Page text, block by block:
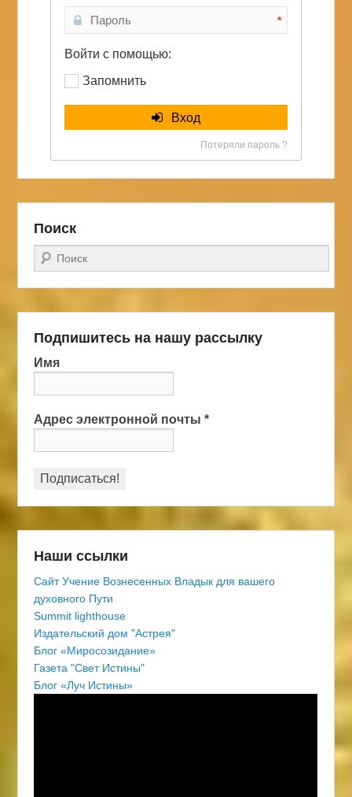
*
Войти с помощью:
Запомнить
Вход
Потеряли пароль ?
Поиск
Поиск
Подпишитесь на нашу рассылку
Имя
Адрес электронной почты*
Наши ссылки
Сайт Учение Вознесенных Владык для вашего
духовного Пути
Summit lighthouse
Издательский дом "Астрея"
Блог «Миросозидание»
Газета "Свет Истины"
Блог «Луч Истины»